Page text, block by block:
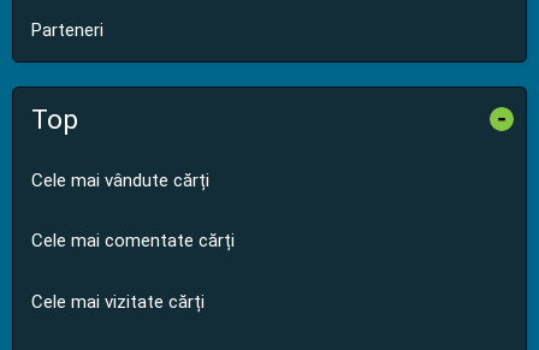
Parteneri
Top -
Cele mai vândute cărți
Cele mai comentate cărți
Cele mai vizitate cărți